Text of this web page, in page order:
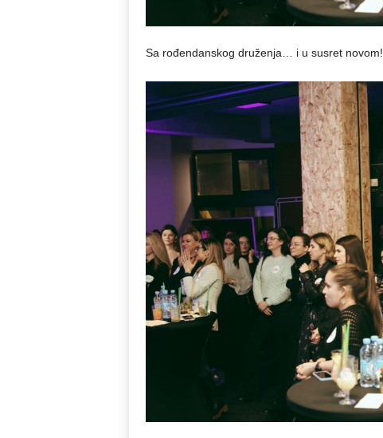
Sa rođendanskog druženja… i u susret novom!